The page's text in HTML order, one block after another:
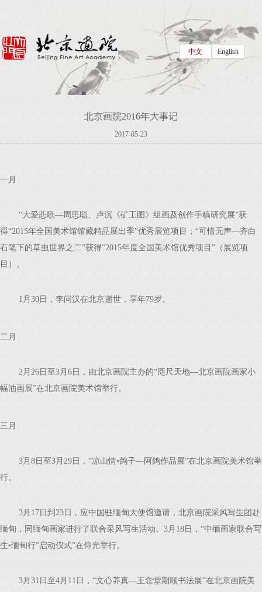
English
中文
北京画院2016年大事记
2017-05-23
一月
“大爱悲歌—周思聪、卢沉《矿工图》组画及创作手稿研究展”获
得“2015年全国美术馆馆藏精品展出季”优秀展览项目；“可惜无声—齐白
石笔下的草虫世界之二”获得“2015年度全国美术馆优秀项目”（展览项
目）。
1月30日，李问汉在北京逝世，享年79岁。
二月
2月26日至3月6日，由北京画院主办的“咫尺天地—北京画院画家小
幅油画展”在北京画院美术馆举行。
三月
3月8日至3月29日，“凉山情•鸽子—阿鸽作品展”在北京画院美术馆举
行。
3月17日到23日，应中国驻缅甸大使馆邀请，北京画院采风写生团赴
缅甸，同缅甸画家进行了联合采风写生活动。3月18日，“中缅画家联合写
生•缅甸行”启动仪式”在仰光举行。
3月31日至4月11日，“文心养真—王念堂期颐书法展”在北京画院美